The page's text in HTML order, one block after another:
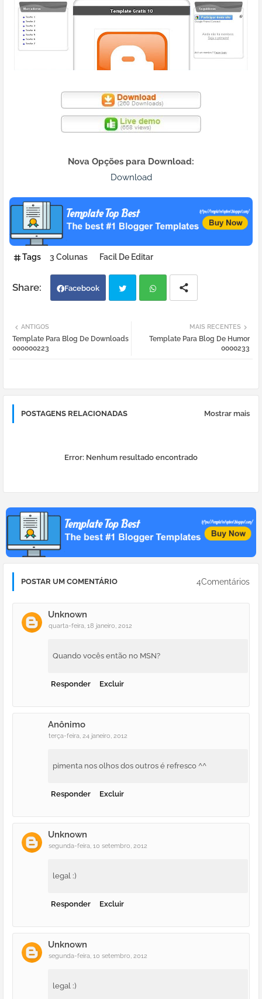
Nova Opções para Download:
Download
Tags 3 Colunas Facil De Editar
Facebook
tter atsa
MAIS RECENTES
Template Para Blog De Humor
0000233
ANTIGOS
Template Para Blog De Downloads
000000223
POSTAGENS RELACIONADAS Mostrar mais
Error: Nenhum resultado encontrado
POSTAR UM COMENTÁRIO 4Comentários
Unknown
quarta-feira, 18 janeiro, 2012
Quando vocês então no MSN?
Responder Excluir
Anônimo
terça-feira, 24 janeiro, 2012
pimenta nos olhos dos outros é refresco ^^
Responder Excluir
Unknown
segunda-feira, 10 setembro, 2012
legal :)
Responder Excluir
Unknown
segunda-feira, 10 setembro, 2012
legal :)